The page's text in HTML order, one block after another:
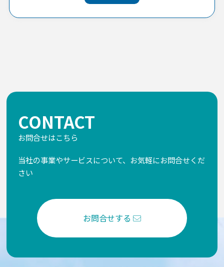
CONTACT
お問合せはこちら
当社の事業やサービスについて、お気軽にお問合せくだ
さい
お問合せする